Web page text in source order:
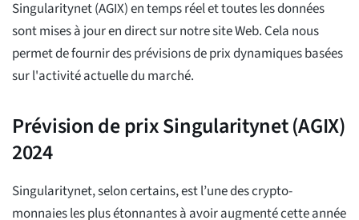
Singularitynet (AGIX) en temps réel et toutes les données
sont mises à jour en direct sur notre site Web. Cela nous
permet de fournir des prévisions de prix dynamiques basées
sur l'activité actuelle du marché.
Prévision de prix Singularitynet (AGIX)
2024
Singularitynet, selon certains, est l’une des crypto-
monnaies les plus étonnantes à avoir augmenté cette année